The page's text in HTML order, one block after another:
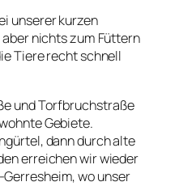
unserer kurzen
nichts zum Füttern
Tiere recht schnell
und Torfbruchstraße
Gebiete.
dann durch alte
erreichen wir wieder
wo unser